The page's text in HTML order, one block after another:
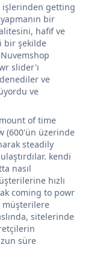
işlerinden getting
bir
hafif ve
bir şekilde
slider'ı
ve
ve
of time
(600'ün üzerinde
steadily
kendi
nasıl
hızlı
coming to powr
müşterilere
sitelerinde
süre